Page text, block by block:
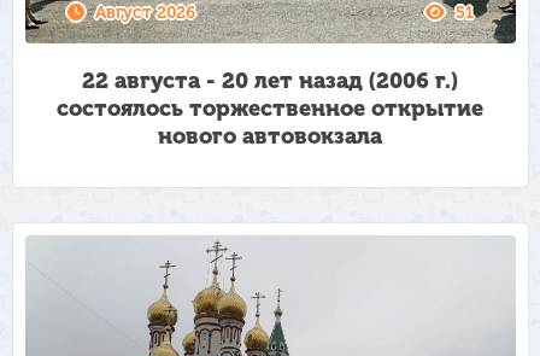
Август 2026 51
22 августа - 20 лет назад (2006 г.)
состоялось торжественное открытие
нового автовокзала